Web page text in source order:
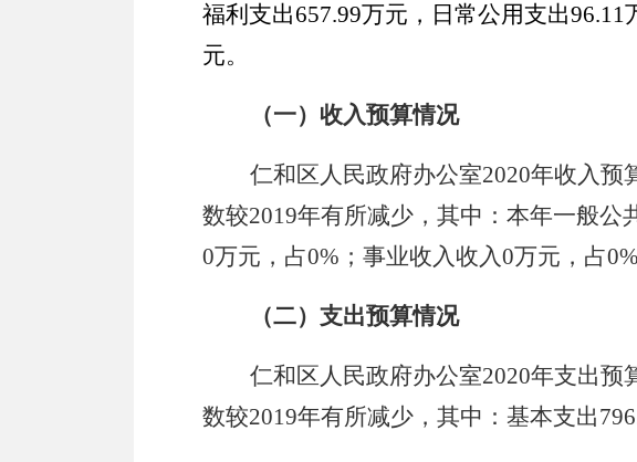
福利支出657.99万元，日常公用支出96.11
元。
（一）收入预算情况
仁和区人民政府办公室2020年收入预
数较2019年有所减少， 其中： 本年一般公
0万元 ，占0% ；事业收入收入0万元 ，占0%
（二）支出预算情况
仁和区人民政府办公室2020年支出预
数较2019年有所减少，其中：基本支出